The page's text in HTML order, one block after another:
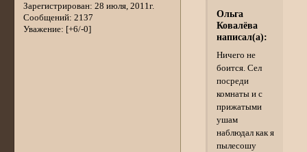
Зарегистрирован: 28 июля, 2011г.
Сообщений: 2137
Уважение: [+6/-0]
Ольга
Ковалёва
написал(а):
Ничего не
боится. Сел
посреди
комнаты и с
прижатыми
ушам
наблюдал как я
пылесошу